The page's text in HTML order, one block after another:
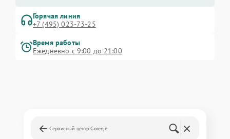
Горячая линия
+7 (495) 023-73-25
Время работы
Ежедневно с 9:00 до 21:00
Сервисный центр Gorenje